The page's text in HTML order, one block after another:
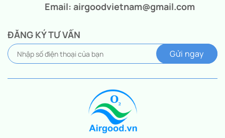
Email: airgoodvietnam@gmail.com
ĐĂNG KÝ TƯ VẤN